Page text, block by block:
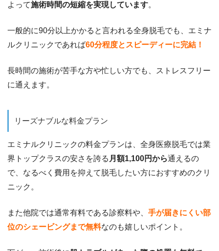
よって施術時間の短縮を実現しています。
一般的に90分以上かかると言われる全身脱毛でも、エミナ
ルクリニックであれば60分程度とスピーディーに完結！
長時間の施術が苦手な方や忙しい方でも、ストレスフリー
に通えます。
リーズナブルな料金プラン
エミナルクリニックの料金プランは、全身医療脱毛では業
界トップクラスの安さを誇る 月額1,100円から通えるの
で、 なるべく費用を抑えて脱毛したい方におすすめのクリ
ニック。
また他院では通常有料である診察料や、 手が届きにくい部
位のシェービングまで無料なのも嬉しいポイント 。